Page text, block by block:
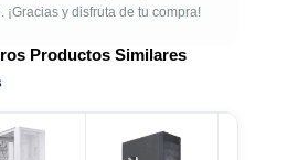
¡Gracias y disfruta de tu compra!
Productos Similares